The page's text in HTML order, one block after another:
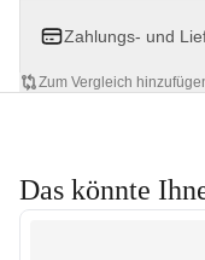
Zahlungs- und
Zum Vergleich
Das könnte